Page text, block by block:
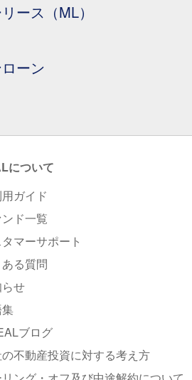
ース（ML）
ーン
について
ガイド
ド一覧
マーサポート
る質問
せ
ブログ
不動産投資に対する考え方